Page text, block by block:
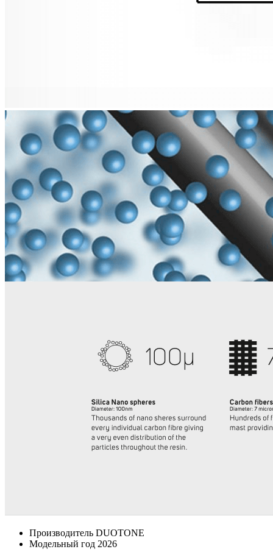
Производитель DUOTONE
Модельный год 2026